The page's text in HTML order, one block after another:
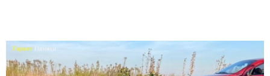
Элитные памятники
Резные памятники